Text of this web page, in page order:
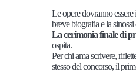
Le opere dovranno
breve biografia e la sinossi
La cerimonia finale di
ospita.
Per chi ama scrivere,
stesso del concorso, il